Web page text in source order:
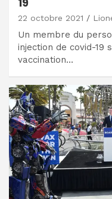
22 octobre 2021
Un membre du
injection de covid-19
vaccination…